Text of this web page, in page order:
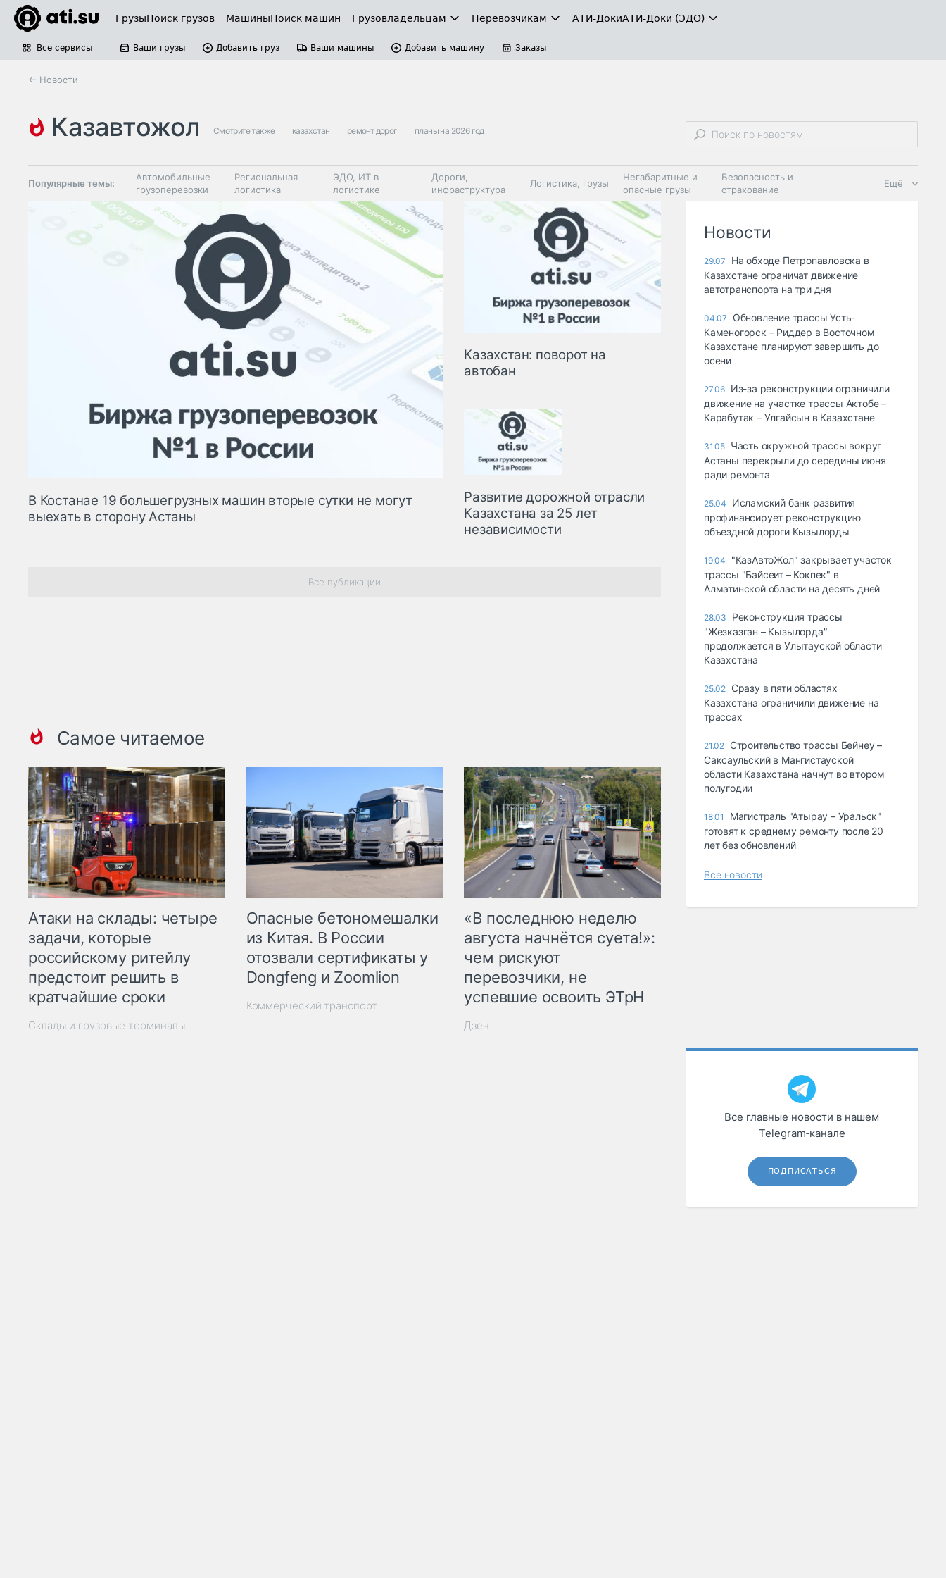
ГрузыПоиск грузов МашиныПоиск машин Грузовладельцам Перевозчикам АТИ-ДокиАТИ-Доки (ЭДО)
Все сервисы Ваши грузы Добавить груз Ваши машины Добавить машину Заказы
← Новости
казавтожол Смотрите также казахстан ремонт дорог планы на 2026 год
Популярные темы:
Автомобильные
грузоперевозки
Региональная
логистика
ЭДО, ИТ в
логистике
Дороги,
инфраструктура
Логистика, грузы
Негабаритные и
опасные грузы
Безопасность и
страхование
Таможня и ВЭД
грузовые
терминалы
Коммерческий
транспорт
Спецтехника
Автосервис,
запчасти, шины
Топливо, масла и
автохимия
Ещё
В Костанае 19 большегрузных машин вторые сутки не могут
выехать в сторону Астаны
Казахстан: поворот на
автобан
Развитие дорожной отрасли
Казахстана за 25 лет
независимости
Все публикации
Самое читаемое
Атаки на склады: четыре
задачи, которые
российскому ритейлу
предстоит решить в
кратчайшие сроки
Склады и грузовые терминалы
Опасные бетономешалки
из Китая. В России
отозвали сертификаты у
Dongfeng и Zoomlion
Коммерческий транспорт
«В последнюю неделю
августа начнётся суета!»:
чем рискуют
перевозчики, не
успевшие освоить ЭТрН
Дзен
Новости
29.07
На обходе Петропавловска в
Казахстане ограничат движение
автотранспорта на три дня
04.07
Обновление трассы Усть-
Каменогорск – Риддер в Восточном
Казахстане планируют завершить до
осени
27.06 Из-за реконструкции ограничили
движение на участке трассы Актобе –
Карабутак – Улгайсын в Казахстане
31.05 Часть окружной трассы вокруг
Астаны перекрыли до середины июня
ради ремонта
25.04
Исламский банк развития
профинансирует реконструкцию
объездной дороги Кызылорды
19.04
"КазАвтоЖол" закрывает участок
трассы "Байсеит – Кокпек" в
Алматинской области на десять дней
28.03
Реконструкция трассы
"Жезказган – Кызылорда"
продолжается в Улытауской области
Казахстана
25.02 Сразу в пяти областях
Казахстана ограничили движение на
трассах
21.02 Строительство трассы Бейнеу –
Саксаульский в Мангистауской
области Казахстана начнут во втором
полугодии
18.01
Магистраль "Атырау – Уральск"
готовят к среднему ремонту после 20
лет без обновлений
Все новости
Все главные новости в нашем
Telegram‑канале
ПОДПИСАТЬСЯ